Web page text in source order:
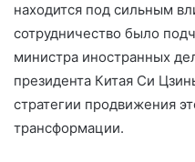
находится под сильным
сотрудничество было
министра иностранных
президента Китая Си
стратегии продвижения
трансформации.